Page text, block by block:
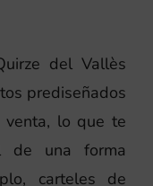
del Vallès
prediseñados
lo que te
de una forma
carteles de